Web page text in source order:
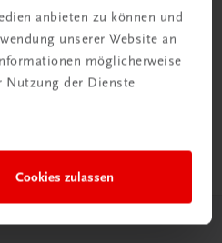
anbieten zu können und
unserer Website an
möglicherweise
Nutzung der Dienste
Cookies zulassen